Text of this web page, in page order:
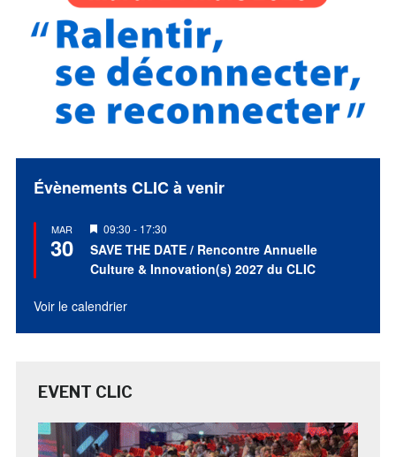
Évènements CLIC à venir
MAR
30
Mis
en
avant
09:30 - 17:30
SAVE THE DATE / Rencontre Annuelle
Culture & Innovation(s) 2027 du CLIC
Voir le calendrier
EVENT CLIC